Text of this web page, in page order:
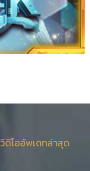
วิดีโออัพเดทล่าสุด